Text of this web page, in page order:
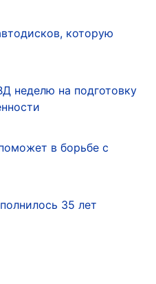
которую
неделю на подготовку
в борьбе с
35 лет